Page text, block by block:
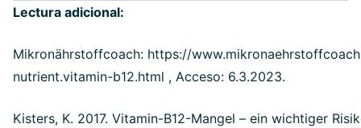
Lectura adicional:
Mikronährstoffcoach: https://
nutrient.vitamin-b12.html , Acceso: 6.3.2023.
Kisters, K. 2017. Vitamin-B12-Mangel – ein wichtiger